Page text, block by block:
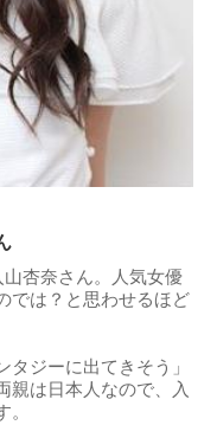
杏奈さん。人気女優
では？と思わせるほど
タジーに出てきそう」
親は日本人なので、入